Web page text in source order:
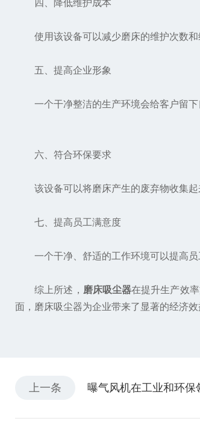
四、降低维护成本
使用该设备可以减少磨床的维护次数和
五、提高企业形象
一个干净整洁的生产环境会给客户留下
六、符合环保要求
该设备可以将磨床产生的废弃物收集起
七、提高员工满意度
一个干净、舒适的工作环境可以提高员
综上所述， 磨床吸尘器在提升生产效
面，磨床吸尘器为企业带来了显著的经济
上一条 曝气风机在工业和环保